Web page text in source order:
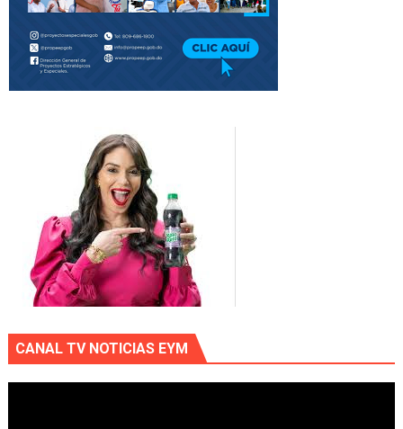
CANAL TV NOTICIAS EYM